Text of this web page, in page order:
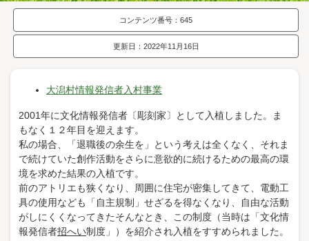
コンテンツ番号：645
更新日：2022年11月16日
大潟村情報発信者入村事業
2001年に文化情報発信者〔彫刻家〕として入植しました。ま
もなく１２年目を迎えます。
私の場合、「退職後の余生を」という考えは全くなく、それま
で続けていた創作活動をさらに意欲的に続けるための最高の環
境を求めた結果の入植です。
前のアトリエも狭くなり、周囲に住宅が密集してきて、電動工
具の使用なども「自主規制」せざるを得なくなり、自由な活動
がしにくくなってきたそんなとき、この制度（当時は「文化情
報発信者招へい制度」）を紹介され入植をすすめられました。